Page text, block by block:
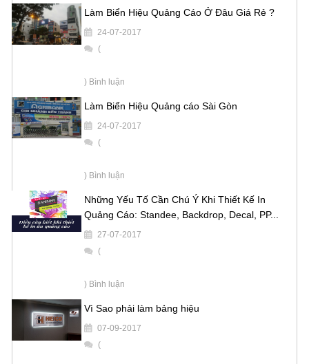
Làm Biển Hiệu Quảng Cáo Ở Đâu Giá Rẻ ?
24-07-2017
(
) Bình luận
Làm Biển Hiệu Quảng cáo Sài Gòn
24-07-2017
(
) Bình luận
Những Yếu Tố Cần Chú Ý Khi Thiết Kế In
Quảng Cáo: Standee, Backdrop, Decal, PP...
27-07-2017
(
) Bình luận
Vì Sao phải làm bảng hiệu
07-09-2017
(